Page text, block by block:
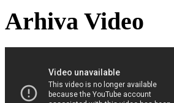
Arhiva Video